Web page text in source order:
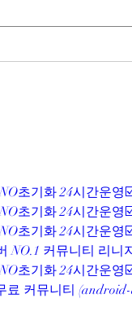
초기화 24시간운영
초기화 24시간운영
초기화 24시간운영
NO.1 커뮤니티 리니
초기화 24시간운영
료 커뮤니티 (android-